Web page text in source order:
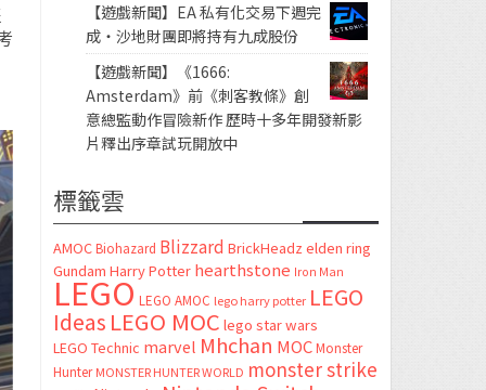
【遊戲新聞】EA 私有化交易下週完
成・沙地財團即將持有九成股份
【遊戲新聞】《1666:
Amsterdam》前《刺客教條》創
意總監動作冒險新作 歷時十多年開發新影
片釋出序章試玩開放中
標籤雲
AMOC Biohazard Blizzard BrickHeadz elden ring
Gundam Harry Potter hearthstone Iron Man
LEGO LEGO AMOC lego harry potter LEGO
Ideas LEGO MOC lego star wars
LEGO Technic marvel Mhchan MOC Monster
Hunter MONSTER HUNTER WORLD monster strike